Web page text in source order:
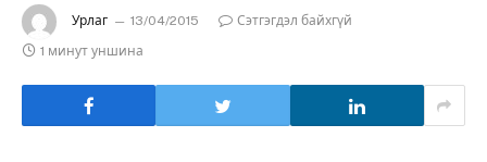
Урлаг 13/04/2015
Сэтгэгдэл байхгүй
1 минут уншина